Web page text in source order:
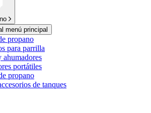
menú principal
propano
para parrilla
ahumadores
portátiles
propano
de tanques